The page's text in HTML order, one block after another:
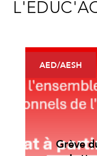
AED/AESH
Grève